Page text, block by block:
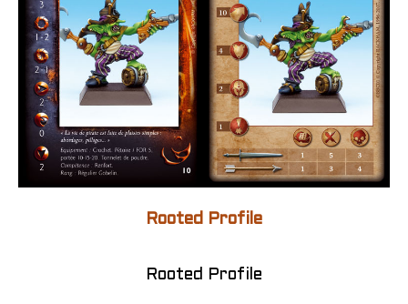
Rooted Profile
Rooted Profile